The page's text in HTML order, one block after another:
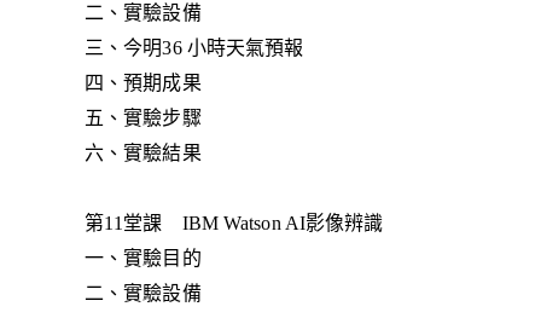
二、實驗設備
三、今明36 小時天氣預報
四、預期成果
五、實驗步驟
六、實驗結果
第11堂課 IBM Watson AI影像辨識
一、實驗目的
二、實驗設備